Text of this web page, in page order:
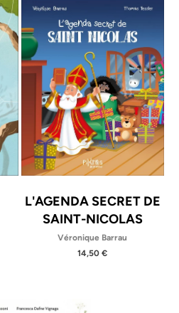
L'AGENDA SECRET DE
SAINT-NICOLAS
Véronique Barrau
14,50 €